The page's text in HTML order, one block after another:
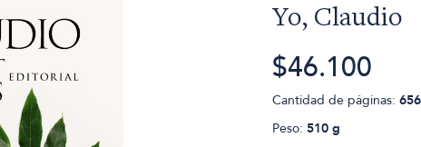
Yo, Claudio
$46.100
Cantidad de páginas: 656
Peso: 510 g